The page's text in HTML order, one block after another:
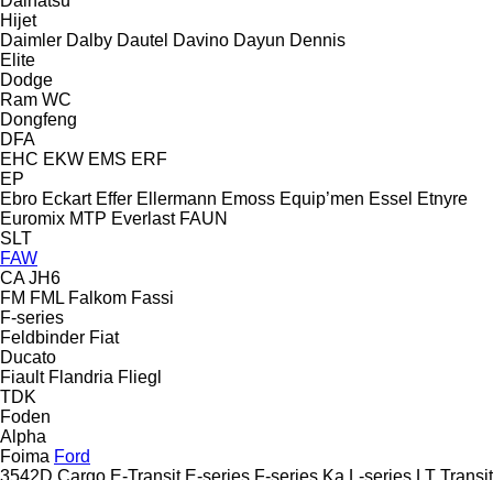
Hijet
Daimler Dalby Dautel Davino Dayun Dennis
Elite
Dodge
Ram WC
Dongfeng
DFA
EHC EKW EMS ERF
EP
Ebro Eckart Effer Ellermann Emoss Equip’men Essel Etnyre
Euromix MTP Everlast FAUN
SLT
FAW
CA JH6
FM FML Falkom Fassi
F-series
Feldbinder Fiat
Ducato
Fiault Flandria Fliegl
TDK
Foden
Alpha
Foima Ford
3542D Cargo E-Transit E-series F-series Ka L-series LT Transit